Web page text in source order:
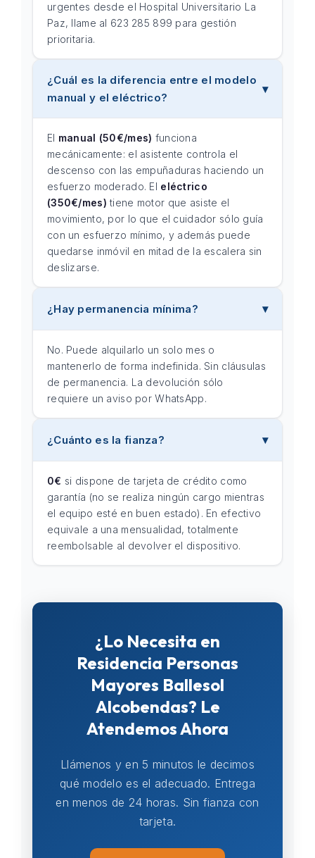
urgentes desde el Hospital Universitario La
Paz, llame al 623 285 899 para gestión
prioritaria.
¿Cuál es la diferencia entre el modelo
manual y el eléctrico?
El manual (50€/mes) funciona
mecánicamente: el asistente controla el
descenso con las empuñaduras haciendo un
esfuerzo moderado. El eléctrico
(350€/mes) tiene motor que asiste el
movimiento, por lo que el cuidador sólo guía
con un esfuerzo mínimo, y además puede
quedarse inmóvil en mitad de la escalera sin
deslizarse.
¿Hay permanencia mínima?
No. Puede alquilarlo un solo mes o
mantenerlo de forma indefinida. Sin cláusulas
de permanencia. La devolución sólo
requiere un aviso por WhatsApp.
¿Cuánto es la fianza?
0€ si dispone de tarjeta de crédito como
garantía (no se realiza ningún cargo mientras
el equipo esté en buen estado). En efectivo
equivale a una mensualidad, totalmente
reembolsable al devolver el dispositivo.
¿Lo Necesita en
Residencia Personas
Mayores Ballesol
Alcobendas? Le
Atendemos Ahora
Llámenos y en 5 minutos le decimos
qué modelo es el adecuado. Entrega
en menos de 24 horas. Sin fianza con
tarjeta.